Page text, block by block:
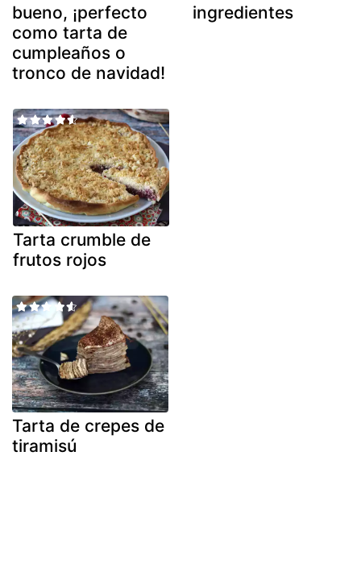
bueno, ¡perfecto
como tarta de
cumpleaños o
tronco de navidad!
ingredientes
Tarta crumble de
frutos rojos
Tarta de crepes de
tiramisú